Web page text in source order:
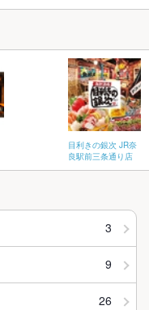
目利きの銀次 JR奈
良駅前三条通り店
3
9
26